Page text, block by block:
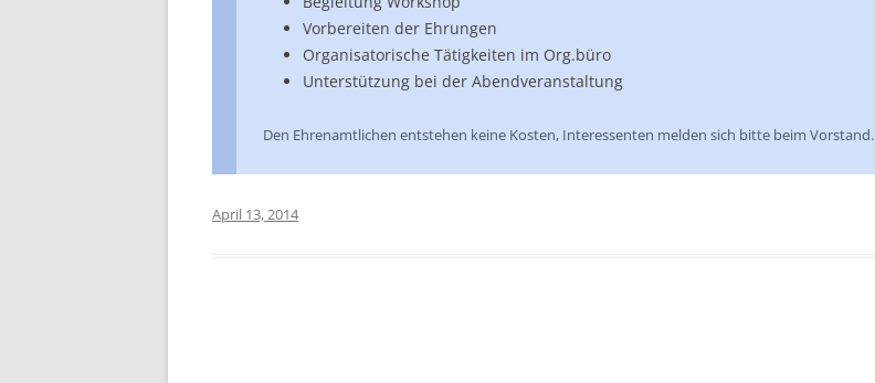
Vorbereiten der Ehrungen
Organisatorische Tätigkeiten im Org.büro
Unterstützung bei der Abendveranstaltung
Den Ehrenamtlichen entstehen keine Kosten, Interessenten melden sich bitte beim Vorstand.
April 13, 2014